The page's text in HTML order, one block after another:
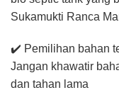
Sukamukti Ranca
✔️ Pemilihan bahan
Jangan khawatir
dan tahan lama